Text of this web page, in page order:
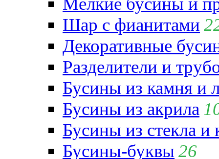
Шар с фианитами
Декоративные
Разделители и
Бусины из камня и
Бусины из акрила
Бусины из стекла и
Бусины-буквы 26